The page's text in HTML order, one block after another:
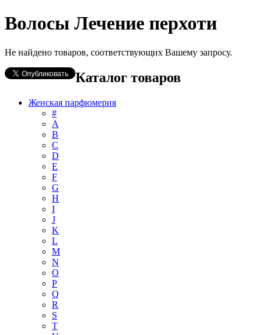
Волосы Лечение перхоти
Не найдено товаров, соответствующих Вашему запросу.
Каталог товаров
Женская парфюмерия
#
А
B
C
D
E
F
G
H
I
J
K
L
M
N
O
P
Q
R
S
T